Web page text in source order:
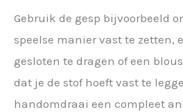
Gebruik de gesp bijvoorbeeld
speelse manier vast te zetten,
gesloten te dragen of een
dat je de stof hoeft vast te
handomdraai een compleet